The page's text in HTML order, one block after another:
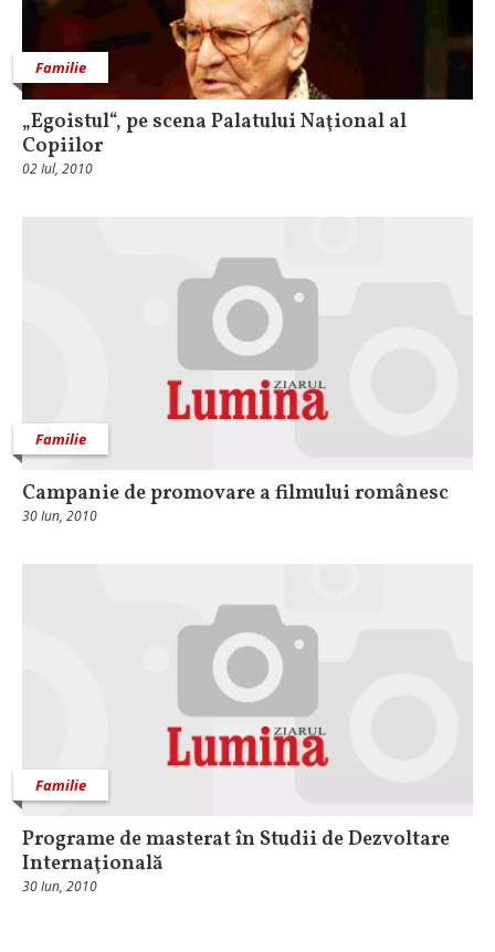
Familie
„Egoistul“, pe scena Palatului Naţional al
Copiilor
02 Iul, 2010
Familie
Campanie de promovare a filmului românesc
30 Iun, 2010
Familie
Programe de masterat în Studii de Dezvoltare
Internaţională
30 Iun, 2010